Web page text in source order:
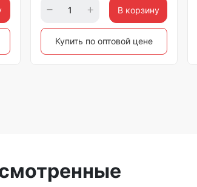
В корзину
Купить по оптовой цене